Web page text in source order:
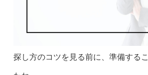
探し方のコツを見る前に、準備する